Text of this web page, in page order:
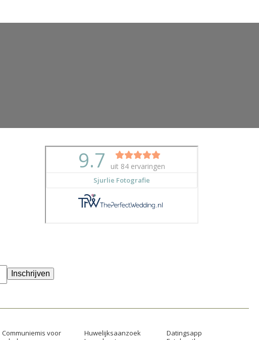
Inschrijven
Communiemis voor
Huwelijksaanzoek
Datingsapp